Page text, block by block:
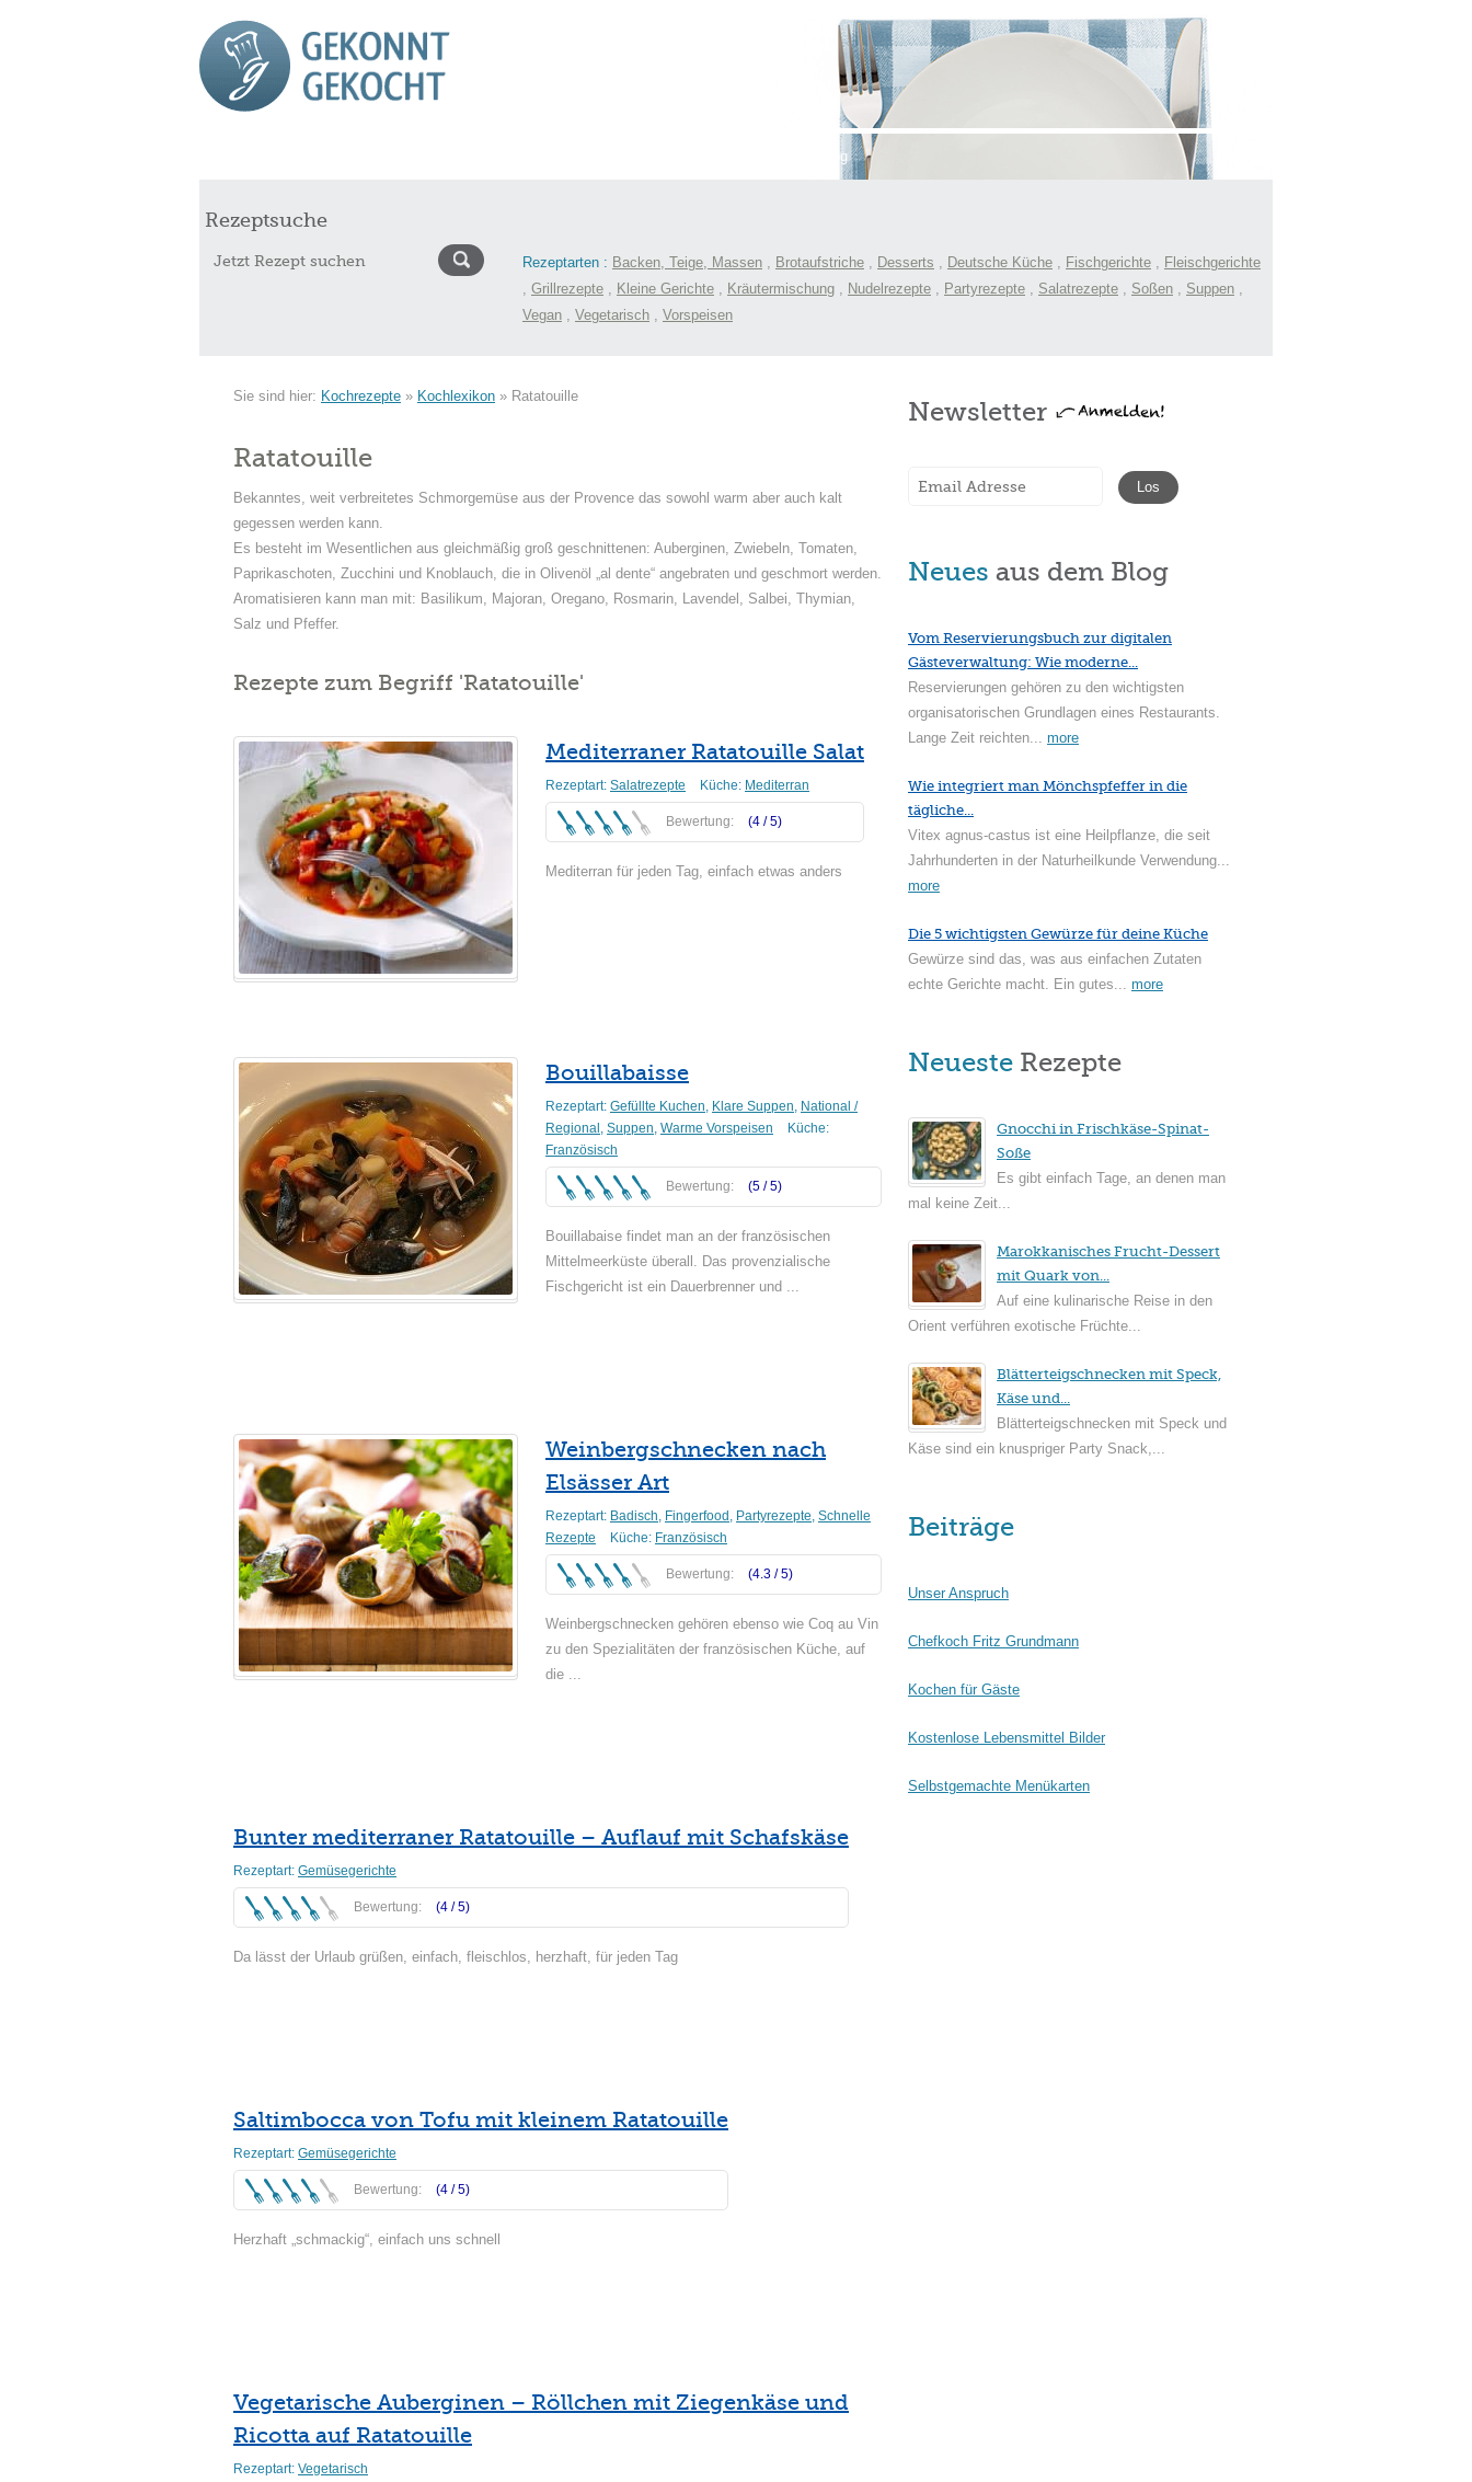
Blog
Rezeptsuche
Rezeptarten : Backen, Teige, Massen , Brotaufstriche , Desserts , Deutsche Küche , Fischgerichte , Fleischgerichte
, Grillrezepte , Kleine Gerichte , Kräutermischung , Nudelrezepte , Partyrezepte , Salatrezepte , Soßen , Suppen ,
Vegan , Vegetarisch , Vorspeisen
Sie sind hier: Kochrezepte » Kochlexikon » Ratatouille
Ratatouille
Bekanntes, weit verbreitetes Schmorgemüse aus der Provence das sowohl warm aber auch kalt
gegessen werden kann.
Es besteht im Wesentlichen aus gleichmäßig groß geschnittenen: Auberginen, Zwiebeln, Tomaten,
Paprikaschoten, Zucchini und Knoblauch, die in Olivenöl „al dente“ angebraten und geschmort werden.
Aromatisieren kann man mit: Basilikum, Majoran, Oregano, Rosmarin, Lavendel, Salbei, Thymian,
Salz und Pfeffer.
Rezepte zum Begriff 'Ratatouille'
Mediterraner Ratatouille Salat
Rezeptart: Salatrezepte Küche: Mediterran
Bewertung: (4 /5)
Mediterran für jeden Tag, einfach etwas anders
Bouillabaisse
Rezeptart: Gefüllte Kuchen, Klare Suppen, National /
Regional , Suppen, Warme Vorspeisen
Küche:
Französisch
Bewertung: (5 /5)
Bouillabaise findet man an der französischen
Mittelmeerküste überall. Das provenzialische
Fischgericht ist ein Dauerbrenner und ...
Weinbergschnecken nach
Elsässer Art
Rezeptart: Badisch, Fingerfood , Partyrezepte, Schnelle
Rezepte
Küche: Französisch
Bewertung: (4.3 /5)
Weinbergschnecken gehören ebenso wie Coq au Vin
zu den Spezialitäten der französischen Küche, auf
die ...
Bunter mediterraner Ratatouille – Auflauf mit Schafskäse
Rezeptart: Gemüsegerichte
Bewertung: (4 /5)
Da lässt der Urlaub grüßen, einfach, fleischlos, herzhaft, für jeden Tag
Saltimbocca von Tofu mit kleinem Ratatouille
Rezeptart: Gemüsegerichte
Bewertung: (4 /5)
Herzhaft „schmackig“, einfach uns schnell
Vegetarische Auberginen – Röllchen mit Ziegenkäse und
Ricotta auf Ratatouille
Rezeptart: Vegetarisch
Newsletter
Neues aus dem Blog
Vom Reservierungsbuch zur digitalen
Gästeverwaltung: Wie moderne...
Reservierungen gehören zu den wichtigsten
organisatorischen Grundlagen eines Restaurants.
Lange Zeit reichten... more
Wie integriert man Mönchspfeffer in die
tägliche...
Vitex agnus-castus ist eine Heilpflanze, die seit
Jahrhunderten in der Naturheilkunde Verwendung...
more
Die 5 wichtigsten Gewürze für deine Küche
Gewürze sind das, was aus einfachen Zutaten
echte Gerichte macht. Ein gutes... more
Neueste Rezepte
Gnocchi in Frischkäse-Spinat-
Soße
Es gibt einfach Tage, an denen man
mal keine Zeit...
Marokkanisches Frucht-Dessert
mit Quark von...
Auf eine kulinarische Reise in den
Orient verführen exotische Früchte...
Blätterteigschnecken mit Speck,
Käse und...
Blätterteigschnecken mit Speck und
Käse sind ein knuspriger Party Snack,...
Beiträge
Unser Anspruch
Chefkoch Fritz Grundmann
Kochen für Gäste
Kostenlose Lebensmittel Bilder
Selbstgemachte Menükarten